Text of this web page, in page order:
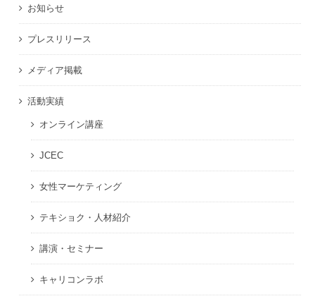
お知らせ
プレスリリース
メディア掲載
活動実績
オンライン講座
JCEC
女性マーケティング
テキショク・人材紹介
講演・セミナー
キャリコンラボ